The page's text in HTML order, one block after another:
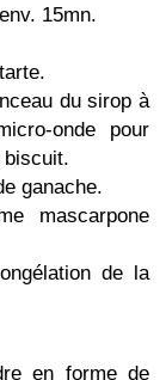
15mn.
du sirop à
onde pour
ganache.
mascarpone
de la
en forme de